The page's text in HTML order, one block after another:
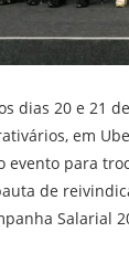
dias 20 e 21
em
evento para
de
Salarial